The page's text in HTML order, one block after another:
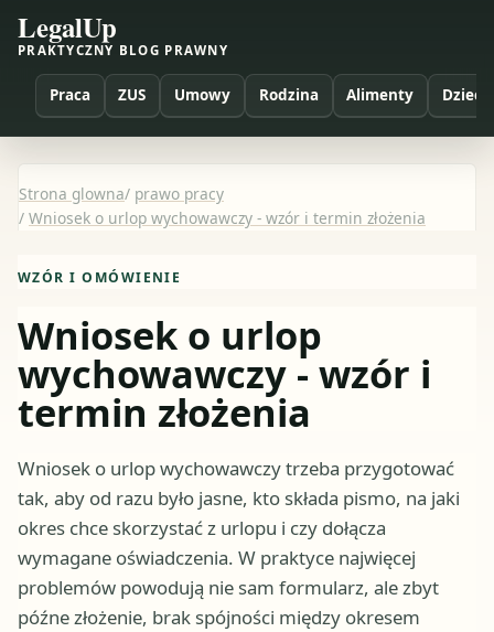
LegalUp
PRAKTYCZNY BLOG PRAWNY
Praca ZUS Umowy Rodzina Alimenty Dzieci
Strona glowna/ prawo pracy
/ Wniosek o urlop wychowawczy - wzór i termin złożenia
WZÓR I OMÓWIENIE
Wniosek o urlop
wychowawczy - wzór i
termin złożenia
Wniosek o urlop wychowawczy trzeba przygotować
tak, aby od razu było jasne, kto składa pismo, na jaki
okres chce skorzystać z urlopu i czy dołącza
wymagane oświadczenia. W praktyce najwięcej
problemów powodują nie sam formularz, ale zbyt
późne złożenie, brak spójności między okresem